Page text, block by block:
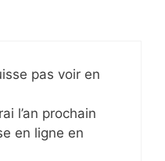
pas voir en
l’an prochain
en ligne en